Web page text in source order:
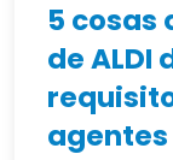
5 cosas
de ALDI